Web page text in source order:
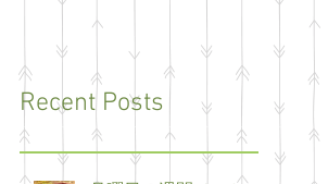
Recent Posts